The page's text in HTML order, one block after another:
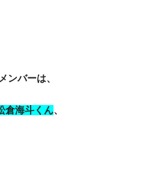
ンバーは、
倉海斗くん、